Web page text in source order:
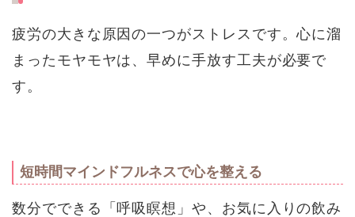
疲労の大きな原因の一つがストレスです。心に溜
まったモヤモヤは、早めに手放す工夫が必要で
す。
短時間マインドフルネスで心を整える
数分でできる「呼吸瞑想」や、お気に入りの飲み